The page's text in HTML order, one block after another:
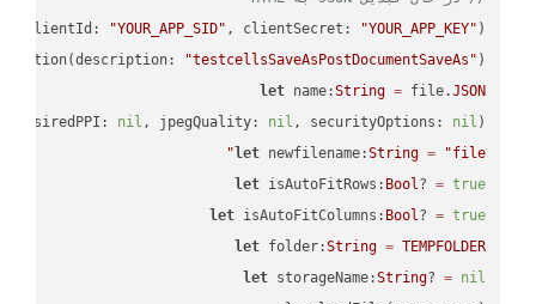
(clientId: "YOUR_APP_SID" , clientSecret: "YOUR_APP_KEY" );
"testcellsSaveAsPostDocumentSaveAs" )
let name:String = file.JSON
, desiredPPI: nil , jpegQuality: nil , securityOptions: nil )
let newfilename:String =
"file"
let isAutoFitRows: Bool? = true
let isAutoFitColumns: Bool? = true
let folder:String = TEMPFOLDER
let storageName:String? = nil